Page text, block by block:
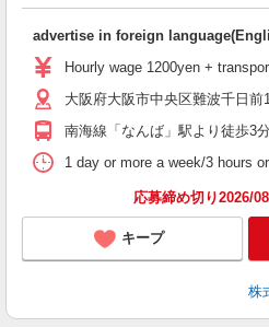
advertise in foreign
Hourly wage 1200yen +
大阪府大阪市中央区難波千日
南海線「なんば」駅より徒歩3分
1 day or more a week/3 hours
応募締め切り2026/
キープ
株